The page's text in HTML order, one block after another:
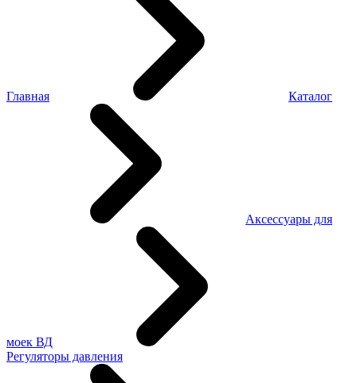
Главная Каталог
Аксессуары для
моек ВД
Регуляторы давления